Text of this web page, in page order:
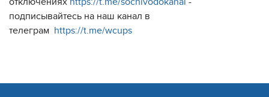
подписывайтесь на наш канал в
телеграм https://t.me/wcups